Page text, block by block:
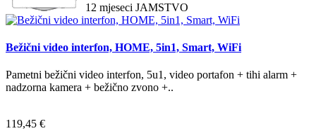
12 mjeseci JAMSTVO
Bežični video interfon, HOME, 5in1, Smart, WiFi
Pametni bežični video interfon, 5u1, video portafon + tihi alarm +
nadzorna kamera + bežično zvono +..
119,45 €